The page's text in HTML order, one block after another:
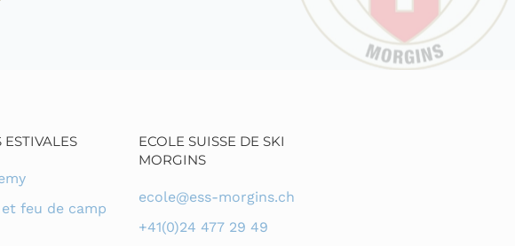
ESTIVALES
feu de camp
ECOLE SUISSE DE SKI
MORGINS
ecole@ess-morgins.ch
+41(0)24 477 29 49